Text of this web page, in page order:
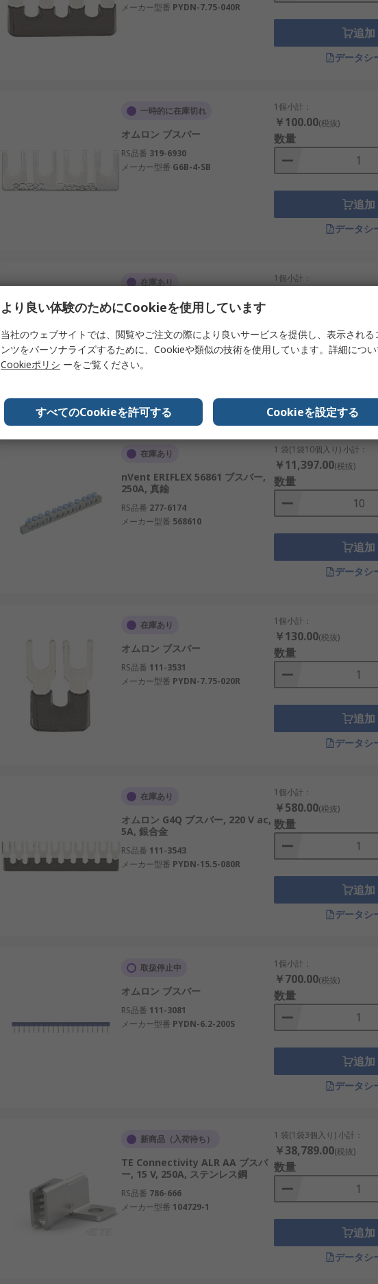
メーカー型番 PYDN-7.75-040R
追加
データシ
一時的に在庫切れ
オムロン ブスバー
RS品番 319-6930
メーカー型番 G6B-4-SB
1個小計：
￥100.00(税抜)
数量
追加
データシ
在庫あり
ABB HK1 バスバーカバー, 690 V,
0.1A, 16 A
RS品番445-0689
メーカー型番 1SAM201908R1001 BS1-3
1個小計：
データシ
在庫あり
nVent ERIFLEX 56861 ブスバー,
250A, 真鍮
RS品番 277-6174
メーカー型番 568610
1 袋(1袋10個入り) 小計：
￥11,397.00(税抜)
数量
追加
データシ
在庫あり
オムロン ブスバー
RS品番 111-3531
メーカー型番 PYDN-7.75-020R
1個小計：
￥130.00(税抜)
数量
追加
データシ
在庫あり
オムロン G4Q ブスバー, 220 V ac,
5A, 銀合金
RS品番 111-3543
メーカー型番 PYDN-15.5-080R
1個小計：
￥580.00(税抜)
数量
追加
データシ
取扱停止中
オムロン ブスバー
RS品番 111-3081
メーカー型番 PYDN-6.2-200S
1個小計：
￥700.00(税抜)
数量
追加
データシ
新商品（入荷待ち）
TE Connectivity ALR AA ブスバ
ー, 15 V, 250A, ステンレス鋼
RS品番 786-666
メーカー型番 104729-1
1 袋(1袋3個入り) 小計：
￥38,789.00(税抜)
数量
追加
データシ
より良い体験のためにCookieを使用しています
当社のウェブサイトでは、閲覧やご注文の際により良いサービスを提供し、表示される
ンツをパーソナライズするために、Cookieや類似の技術を使用しています。詳細につい
Cookieポリシ ーをご覧ください。
すべてのCookieを許可する Cookieを設定する